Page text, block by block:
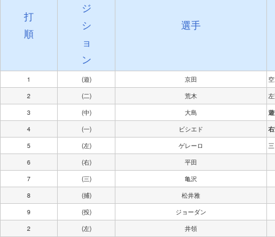
打
順
ジ
シ
ョ
ン
選手
1 (遊) 京田
2
(二) 荒木
3
(中) 大島
4
(一) ビシエド
5
(左) ゲレーロ
6
(右)
平田
7
(三)
亀沢
8
(捕)
松井雅
9
(投)
ジョーダン
2
(左)
井領